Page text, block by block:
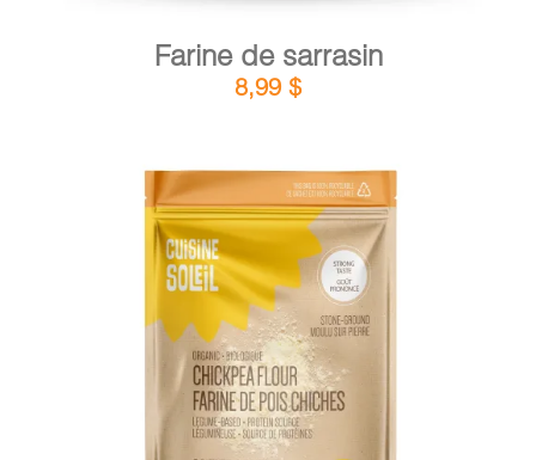
Farine de sarrasin
8,99 $
AJOUTER AU PANIER DÉTAILS